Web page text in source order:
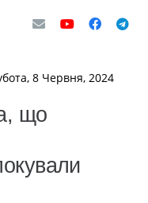
8 Червня, 2024
що